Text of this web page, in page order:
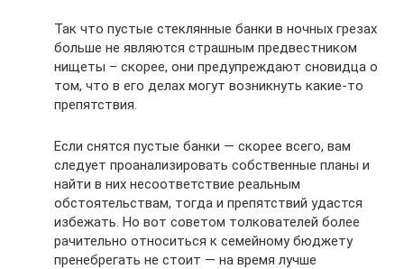
Так что пустые стеклянные банки в ночных грезах
больше не являются страшным предвестником
нищеты – скорее, они предупреждают сновидца о
том, что в его делах могут возникнуть какие-то
препятствия.
Если снятся пустые банки — скорее всего, вам
следует проанализировать собственные планы и
найти в них несоответствие реальным
обстоятельствам, тогда и препятствий удастся
избежать. Но вот советом толкователей более
рачительно относиться к семейному бюджету
пренебрегать не стоит — на время лучше